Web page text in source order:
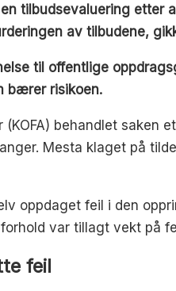
tilbudsevaluering etter
av tilbudene,
til offentlige
bærer risikoen.
behandlet saken
Mesta klaget på
oppdaget feil i den
var tillagt vekt på
feil